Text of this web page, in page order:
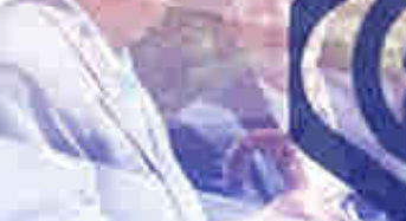
*چندرسانه‌ای
فیلم
*استان ها
آذربایجان شرقی